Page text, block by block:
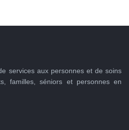
services aux personnes et de soins
familles, séniors et personnes en